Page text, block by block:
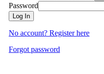
Password
Log In
No account? Register here
Forgot password